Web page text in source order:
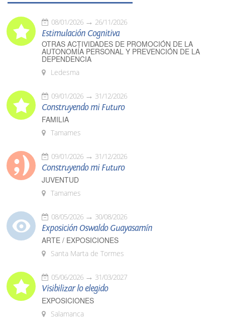
08/01/2026 26/11/2026
Estimulación Cognitiva
OTRAS ACTIVIDADES DE PROMOCIÓN DE LA
AUTONOMÍA PERSONAL Y PREVENCIÓN DE LA
DEPENDENCIA
Ledesma
09/01/2026 31/12/2026
Construyendo mi Futuro
FAMILIA
Tamames
09/01/2026 31/12/2026
Construyendo mi Futuro
JUVENTUD
Tamames
08/05/2026 30/08/2026
Exposición Oswaldo Guayasamín
ARTE / EXPOSICIONES
Santa Marta de Tormes
05/06/2026 31/03/2027
Visibilizar lo elegido
EXPOSICIONES
Salamanca